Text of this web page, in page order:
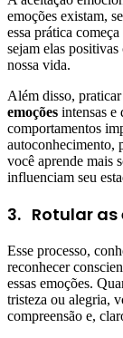
emoções existam,
essa prática
sejam elas
nossa vida.
Além disso, praticar
emoções intensas e
comportamentos
autoconhecimento,
você aprende mais
influenciam seu
3. Rotular
Esse processo,
reconhecer
essas emoções.
tristeza ou alegria,
compreensão e,